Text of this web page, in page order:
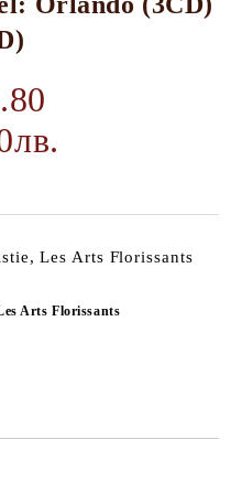
Les Arts Florissants
Arts Florissants